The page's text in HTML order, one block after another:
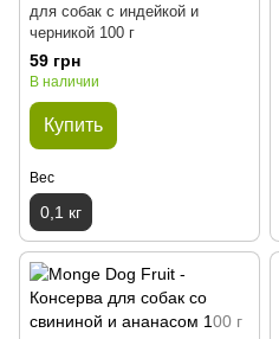
для собак с индейкой и
черникой 100 г
59 грн
В наличии
Купить
Вес
0,1 кг